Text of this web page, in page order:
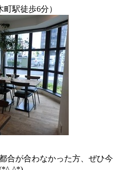
駅徒歩6分）
合が合わなかった方、ぜひ今